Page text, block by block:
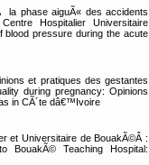
la phase aiguÃ« des accidents
Hospitalier Universitaire
blood pressure during the acute
et pratiques des gestantes
during pregnancy: Opinions
in CÃ´te dâ€™Ivoire
et Universitaire de BouakÃ©Â :
BouakÃ© Teaching Hospital: